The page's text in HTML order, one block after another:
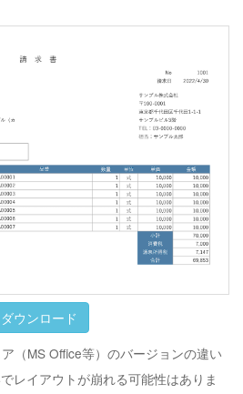
ダウンロード
（MS Office等）のバージョンの違い
レイアウトが崩れる可能性はありま